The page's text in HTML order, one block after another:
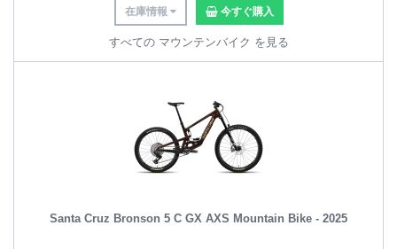
在庫情報 今すぐ購入
すべての マウンテンバイク を見る
Santa Cruz Bronson 5 C GX AXS Mountain Bike - 2025